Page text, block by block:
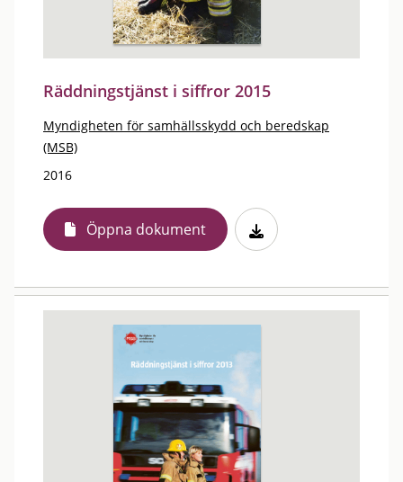
Räddningstjänst i siffror 2015
Myndigheten för samhällsskydd och beredskap
(MSB)
2016
Öppna dokument